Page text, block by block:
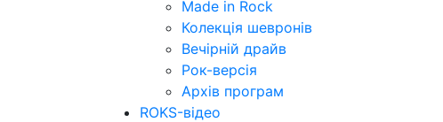
Made in Rock
Колекція шевронів
Вечірній драйв
Рок-версія
Архів програм
ROKS-відео